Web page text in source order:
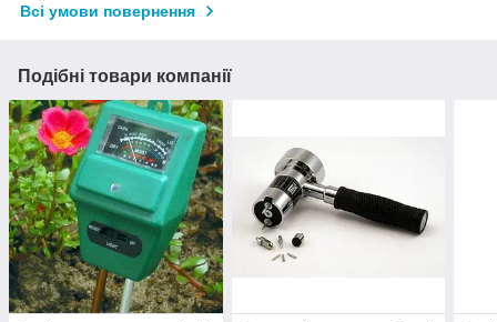
Всі умови повернення
Подібні товари компанії